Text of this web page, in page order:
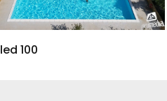
100